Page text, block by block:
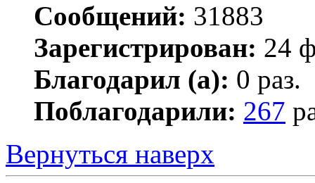
Сообщений: 31883
Зарегистрирован: 24
Благодарил (а): 0 раз.
Поблагодарили: 267
Вернуться наверх